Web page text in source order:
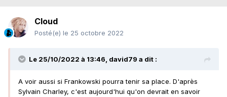
Cloud
Posté(e) le 25 octobre 2022
Le 25/10/2022 à 13:46, david79 a dit :
A voir aussi si Frankowski pourra tenir sa place. D'après
Sylvain Charley, c'est aujourd'hui qu'on devrait en savoir